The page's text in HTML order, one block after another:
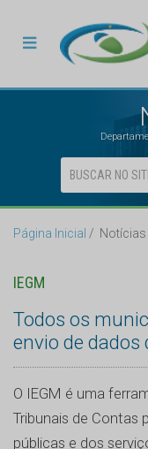
Página Inicial Notícias
IEGM
Todos os
envio de dados
O IEGM é uma
Tribunais de Contas
públicas e dos